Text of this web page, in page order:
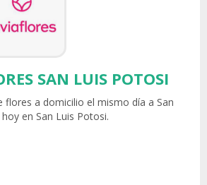
SAN LUIS POTOSI
flores a domicilio el mismo día a San
en San Luis Potosi.